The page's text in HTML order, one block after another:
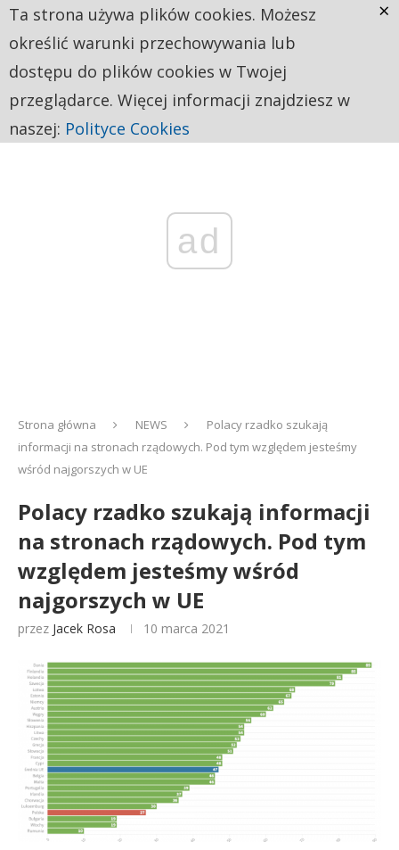
ad
Strona główna NEWS
Polacy rzadko szukają
informacji na stronach rządowych. Pod tym względem jesteśmy
wśród najgorszych w UE
Polacy rzadko szukają informacji
na stronach rządowych. Pod tym
względem jesteśmy wśród
najgorszych w UE
przez Jacek Rosa 10 marca 2021
Ta strona używa plików cookies. Możesz
określić warunki przechowywania lub
dostępu do plików cookies w Twojej
przeglądarce. Więcej informacji znajdziesz w
naszej: Polityce Cookies
×